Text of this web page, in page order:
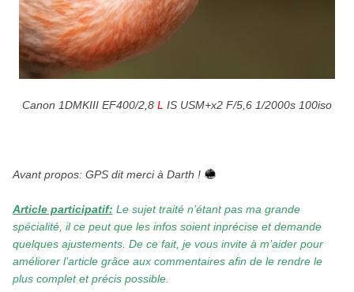
Canon 1DMKIII EF400/2,8 L IS USM+x2 F/5,6 1/2000s 100iso
Avant propos: GPS dit merci à Darth !
Article participatif: Le sujet traité n’étant pas ma grande
spécialité, il ce peut que les infos soient inprécise et demande
quelques ajustements. De ce fait, je vous invite à m’aider pour
améliorer l’article grâce aux commentaires afin de le rendre le
plus complet et précis possible.